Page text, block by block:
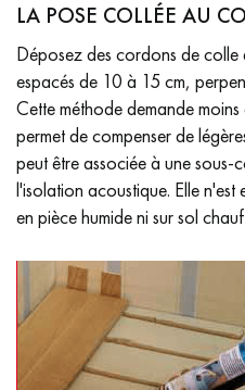
LA POSE COLLÉE AU
Déposez des cordons de colle
espacés de 10 à 15 cm,
Cette méthode demande
permet de compenser de
peut être associée à une
l'isolation acoustique. Elle
en pièce humide ni sur sol